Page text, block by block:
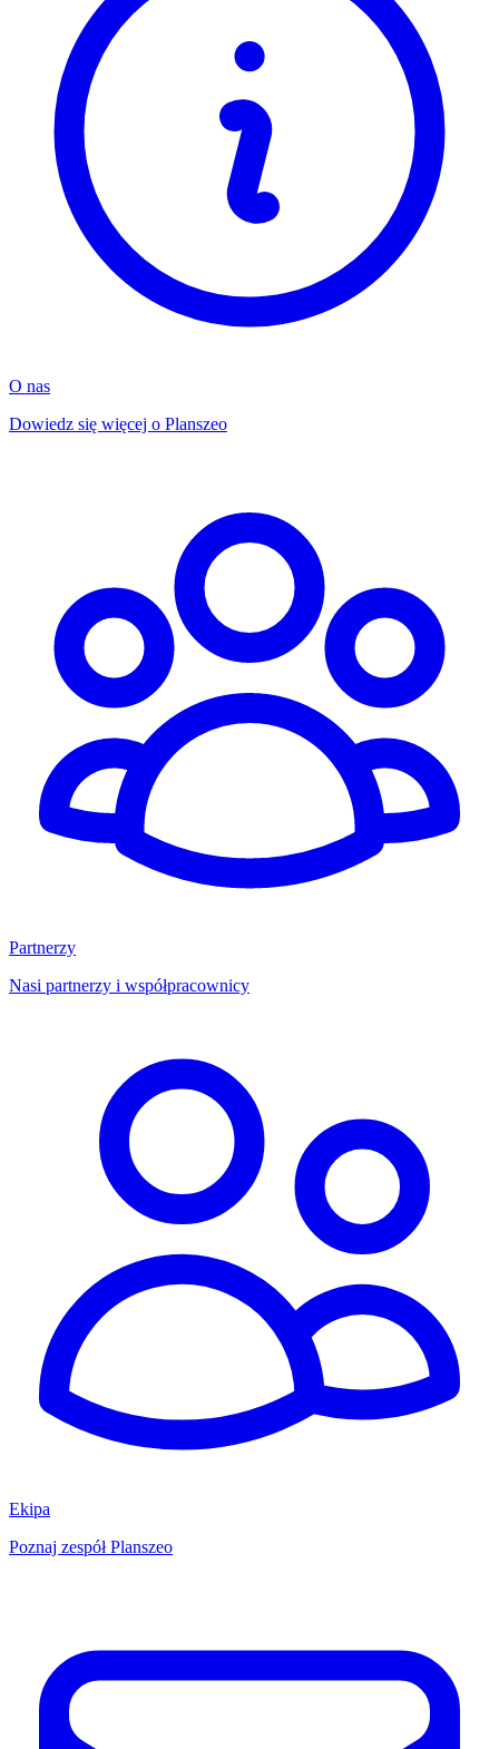
O nas
Dowiedz się więcej o Planszeo
Partnerzy
Nasi partnerzy i współpracownicy
Ekipa
Poznaj zespół Planszeo